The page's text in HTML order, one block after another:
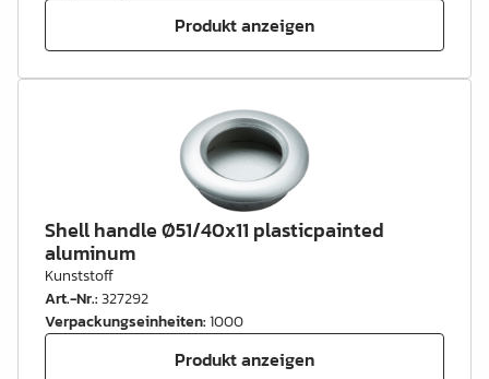
Produkt anzeigen
Shell handle Ø51/40x11 plasticpainted
aluminum
Kunststoff
Art.-Nr.:327292
Verpackungseinheiten:1000
Produkt anzeigen